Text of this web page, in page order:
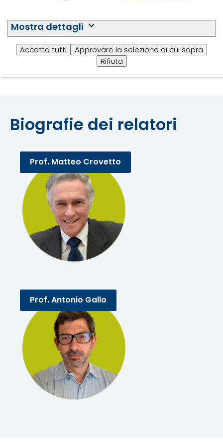
Mostra dettagli
Accetta tutti
Approvare la selezione di cui sopra
Rifiuta
Torna al programma dell'evento
Biografie dei relatori
Prof. Matteo Crovetto
Prof. Antonio Gallo